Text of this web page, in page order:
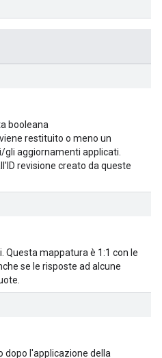
booleana
restituito o meno un
aggiornamenti applicati.
revisione creato da queste
Questa mappatura è 1:1 con le
se le risposte ad alcune
dopo l'applicazione della